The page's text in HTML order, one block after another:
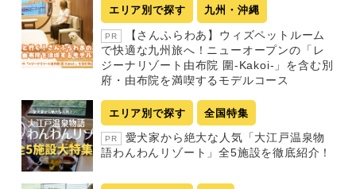
エリア別で探す 九州・沖縄
PR
【さんふらわあ】ウィズペットルーム
で快適な九州旅へ！ニューオープンの「レ
ジーナリゾート由布院 圍-Kakoi-」を含む別
府・由布院を満喫するモデルコース
エリア別で探す 全国特集
PR
愛犬家から絶大な人気「大江戸温泉物
語わんわんリゾート」全5施設を徹底紹介！